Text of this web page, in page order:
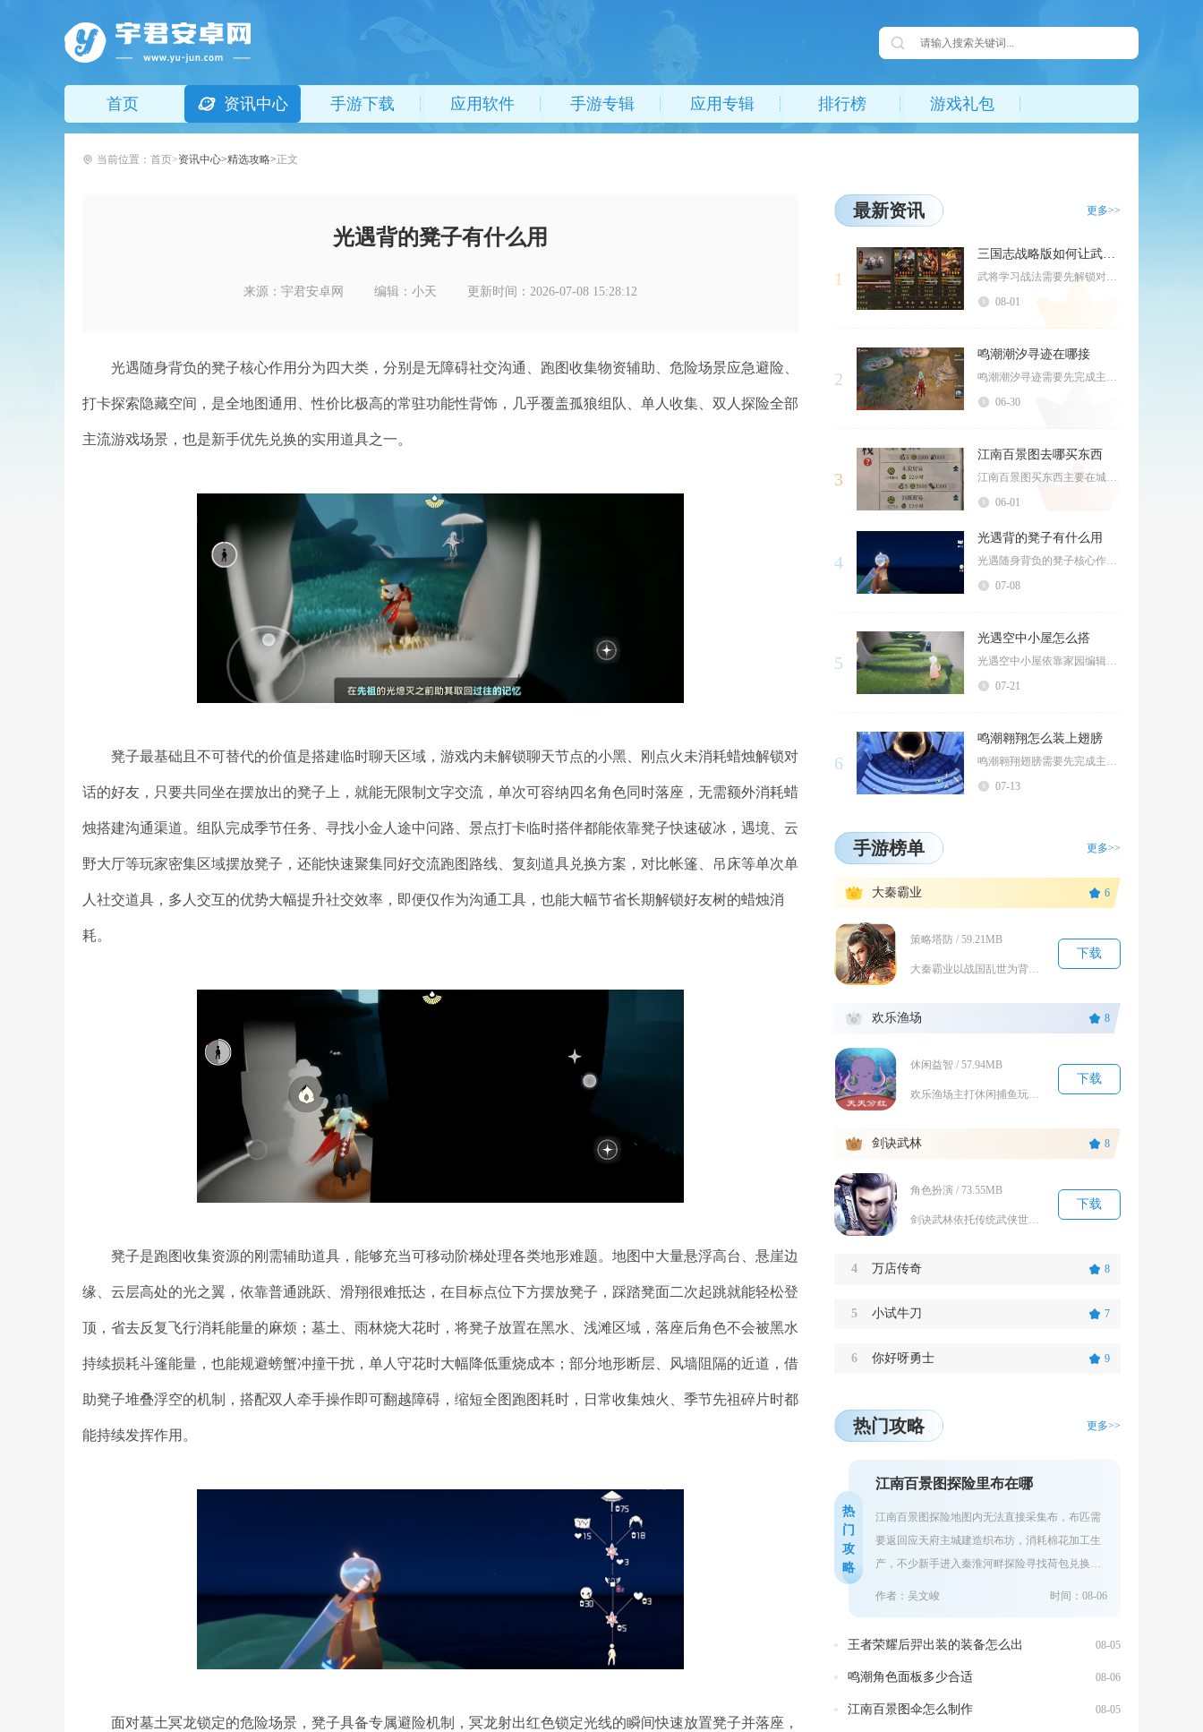
首页 资讯中心 手游下载 应用软件 手游专辑 应用专辑 排行榜 游戏礼包
当前位置： 首页 资讯中心 精选攻略 正文
光遇背的凳子有什么用
来源：宇君安卓网 编辑：小天 更新时间：2026-07-08 15:28:12
光遇随身背负的凳子核心作用分为四大类，分别是无障碍社交沟通、跑图收集物资辅助、危险场景应急避险、
打卡探索隐藏空间，是全地图通用、性价比极高的常驻功能性背饰，几乎覆盖孤狼组队、单人收集、双人探险全部
主流游戏场景，也是新手优先兑换的实用道具之一。
凳子最基础且不可替代的价值是搭建临时聊天区域，游戏内未解锁聊天节点的小黑、刚点火未消耗蜡烛解锁对
话的好友，只要共同坐在摆放出的凳子上，就能无限制文字交流，单次可容纳四名角色同时落座，无需额外消耗蜡
烛搭建沟通渠道。组队完成季节任务、寻找小金人途中问路、景点打卡临时搭伴都能依靠凳子快速破冰，遇境、云
野大厅等玩家密集区域摆放凳子，还能快速聚集同好交流跑图路线、复刻道具兑换方案，对比帐篷、吊床等单次单
人社交道具，多人交互的优势大幅提升社交效率，即便仅作为沟通工具，也能大幅节省长期解锁好友树的蜡烛消
耗。
凳子是跑图收集资源的刚需辅助道具，能够充当可移动阶梯处理各类地形难题。地图中大量悬浮高台、悬崖边
缘、云层高处的光之翼，依靠普通跳跃、滑翔很难抵达，在目标点位下方摆放凳子，踩踏凳面二次起跳就能轻松登
顶，省去反复飞行消耗能量的麻烦；墓土、雨林烧大花时，将凳子放置在黑水、浅滩区域，落座后角色不会被黑水
持续损耗斗篷能量，也能规避螃蟹冲撞干扰，单人守花时大幅降低重烧成本；部分地形断层、风墙阻隔的近道，借
助凳子堆叠浮空的机制，搭配双人牵手操作即可翻越障碍，缩短全图跑图耗时，日常收集烛火、季节先祖碎片时都
能持续发挥作用。
面对墓土冥龙锁定的危险场景，凳子具备专属避险机制，冥龙射出红色锁定光线的瞬间快速放置凳子并落座，
最新资讯 更多>>
1
三国志战略版如何让武将学习战法
武将学习战法需要先解锁对应战法槽、获取并演练传承战法，再在武将界面完成佩戴，整套流程分为解...
08-01
2
鸣潮潮汐寻迹在哪接
鸣潮潮汐寻迹需要先完成主线潮汐任务第二章第三幕与今州天穹山逸话任务忆昔之尺，前往拉古纳先驱...
06-30
3
江南百景图去哪买东西
江南百景图买东西主要在城内杂货摊、探险地图商店、越州商行、严大人兑换及友情商店，不同场所对...
06-01
4
光遇背的凳子有什么用
光遇随身背负的凳子核心作用分为四大类，分别是无障碍社交沟通、跑图收集物资辅助、危险场景应急...
07-08
5
光遇空中小屋怎么搭
光遇空中小屋依靠家园编辑模式下的预览卡浮空、无限放置道具搭建，整套流程分为地基浮空框架搭建...
07-21
6
鸣潮翱翔怎么装上翅膀
鸣潮翱翔翅膀需要先完成主线任务解锁翱翔模块，再在终端的探索工具栏将翱翔翼配置到快捷轮盘，完...
07-13
手游榜单 更多>>
1 大秦霸业 6
策略塔防 / 59.21MB
下载
2 欢乐渔场 8
休闲益智 / 57.94MB
下载
3 剑诀武林 8
角色扮演 / 73.55MB
下载
4 万店传奇 8
5 小试牛刀 7
6 你好呀勇士 9
热门攻略 更多>>
热
门
攻
略
江南百景图探险里布在哪
江南百景图探险地图内无法直接采集布，布匹需
要返回应天府主城建造织布坊，消耗棉花加工生
产，不少新手进入秦淮河畔探险寻找荷包兑换道
作者：吴文峻 时间：08-06
王者荣耀后羿出装的装备怎么出 08-05
鸣潮角色面板多少合适 08-06
江南百景图伞怎么制作 08-05